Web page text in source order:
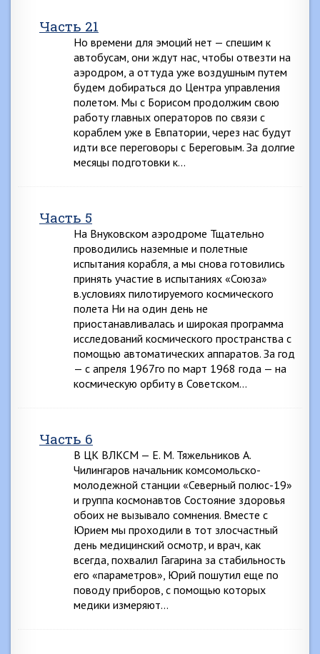
Часть 21
Но времени для эмоций нет — спешим к
автобусам, они ждут нас, чтобы отвезти на
аэродром, а оттуда уже воздушным путем
будем добираться до Центра управления
полетом. Мы с Борисом продолжим свою
работу главных операторов по связи с
кораблем уже в Евпатории, через нас будут
идти все переговоры с Береговым. За долгие
месяцы подготовки к…
Часть 5
На Внуковском аэродроме Тщательно
проводились наземные и полетные
испытания корабля, а мы снова готовились
принять участие в испытаниях «Союза»
в.условиях пилотируемого космического
полета Ни на один день не
приостанавливалась и широкая программа
исследований космического пространства с
помощью автоматических аппаратов. За год
— с апреля 1967го по март 1968 года — на
космическую орбиту в Советском…
Часть 6
В ЦК ВЛКСМ — Е. М. Тяжельников А.
Чилингаров начальник комсомольско-
молодежной станции «Северный полюс-19»
и группа космонавтов Состояние здоровья
обоих не вызывало сомнения. Вместе с
Юрием мы проходили в тот злосчастный
день медицинский осмотр, и врач, как
всегда, похвалил Гагарина за стабильность
его «параметров», Юрий пошутил еще по
поводу приборов, с помощью которых
медики измеряют…